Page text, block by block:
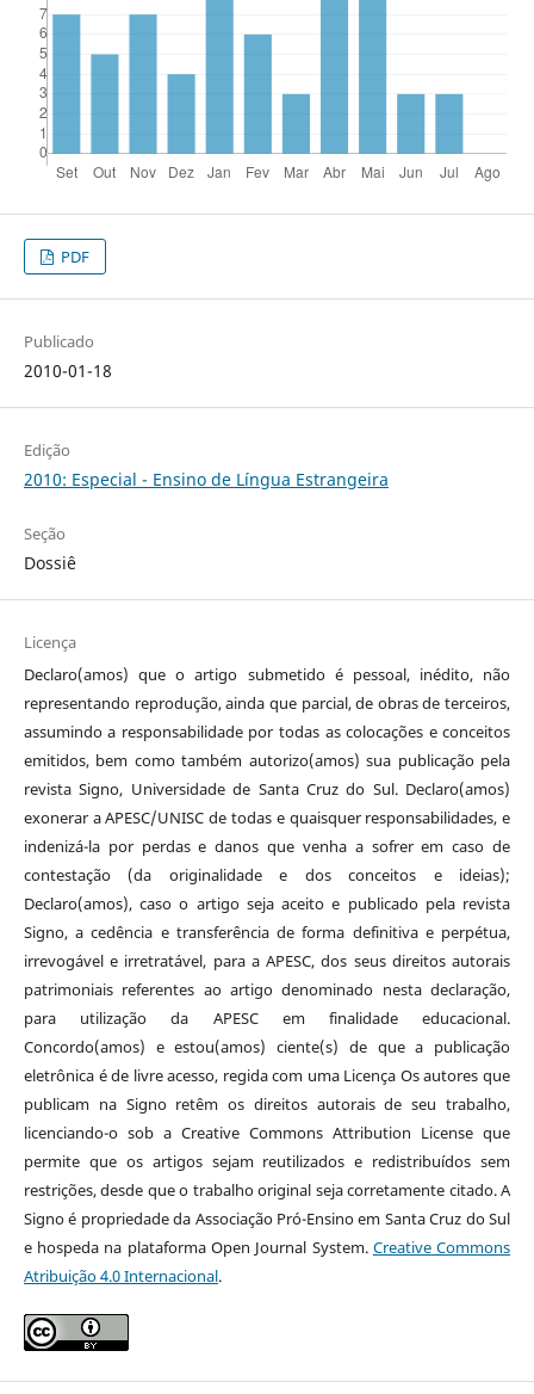
PDF
Publicado
2010-01-18
Edição
2010: Especial - Ensino de Língua Estrangeira
Seção
Dossiê
Licença
Declaro(amos) que o artigo submetido é pessoal, inédito, não
representando reprodução, ainda que parcial, de obras de terceiros,
assumindo a responsabilidade por todas as colocações e conceitos
emitidos, bem como também autorizo(amos) sua publicação pela
revista Signo, Universidade de Santa Cruz do Sul. Declaro(amos)
exonerar a APESC/UNISC de todas e quaisquer responsabilidades, e
indenizá-la por perdas e danos que venha a sofrer em caso de
contestação (da originalidade e dos conceitos e ideias);
Declaro(amos), caso o artigo seja aceito e publicado pela revista
Signo, a cedência e transferência de forma definitiva e perpétua,
irrevogável e irretratável, para a APESC, dos seus direitos autorais
patrimoniais referentes ao artigo denominado nesta declaração,
para utilização da APESC em finalidade educacional.
Concordo(amos) e estou(amos) ciente(s) de que a publicação
eletrônica é de livre acesso, regida com uma Licença Os autores que
publicam na Signo retêm os direitos autorais de seu trabalho,
licenciando-o sob a Creative Commons Attribution License que
permite que os artigos sejam reutilizados e redistribuídos sem
restrições, desde que o trabalho original seja corretamente citado. A
Signo é propriedade da Associação Pró-Ensino em Santa Cruz do Sul
e hospeda na plataforma Open Journal System. Creative Commons
Atribuição 4.0 Internacional.